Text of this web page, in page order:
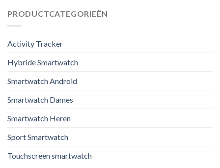
PRODUCTCATEGORIEËN
Activity Tracker
Hybride Smartwatch
Smartwatch Android
Smartwatch Dames
Smartwatch Heren
Sport Smartwatch
Touchscreen smartwatch